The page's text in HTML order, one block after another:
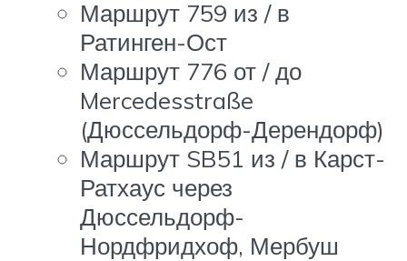
Маршрут 759 из / в
Ратинген-Ост
Маршрут 776 от / до
Mercedesstraße
(Дюссельдорф-Дерендорф)
Маршрут SB51 из / в Карст-
Ратхаус через
Дюссельдорф-
Нордфридхоф, Мербуш